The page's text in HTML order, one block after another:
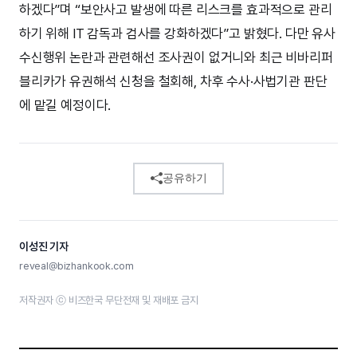
하겠다”며 “보안사고 발생에 따른 리스크를 효과적으로 관리
하기 위해 IT 감독과 검사를 강화하겠다”고 밝혔다. 다만 유사
수신행위 논란과 관련해선 조사권이 없거니와 최근 비바리퍼
블리카가 유권해석 신청을 철회해, 차후 수사·사법기관 판단
에 맡길 예정이다.
공유하기
이성진 기자
reveal@bizhankook.com
저작권자 ⓒ 비즈한국 무단전재 및 재배포 금지